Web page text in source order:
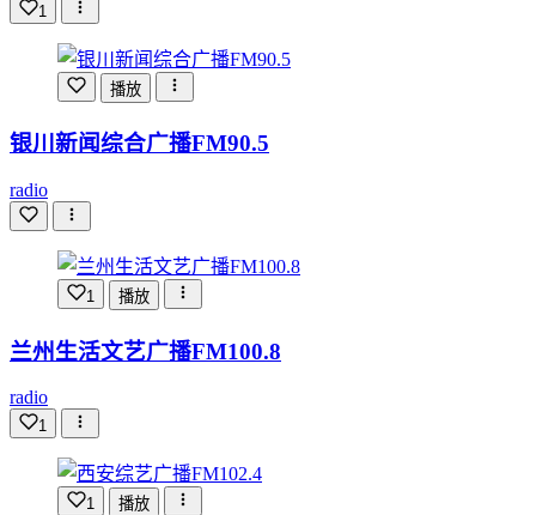
1
播放
银川新闻综合广播FM90.5
radio
1 播放
兰州生活文艺广播FM100.8
radio
1
1 播放